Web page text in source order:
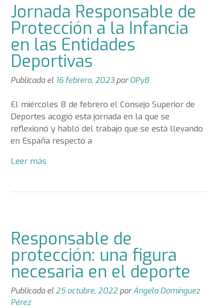
Jornada Responsable de
Protección a la Infancia
en las Entidades
Deportivas
Publicada el 16 febrero, 2023porOPyB
El miércoles 8 de febrero el Consejo Superior de
Deportes acogió esta jornada en la que se
reflexionó y habló del trabajo que se está llevando
en España respecto a
Leer más
Responsable de
protección: una figura
necesaria en el deporte
Publicada el 25 octubre, 2022 porÁngela Domínguez
Pérez